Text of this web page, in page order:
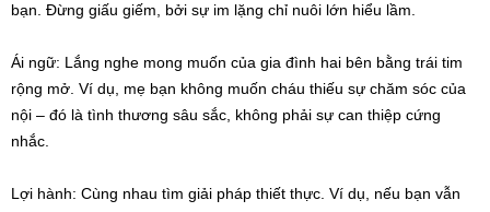
bạn. Đừng giấu giếm, bởi sự im lặng chỉ nuôi lớn hiểu lầm.
Ái ngữ: Lắng nghe mong muốn của gia đình hai bên bằng trái tim
rộng mở. Ví dụ, mẹ bạn không muốn cháu thiếu sự chăm sóc của
nội – đó là tình thương sâu sắc, không phải sự can thiệp cứng
nhắc.
Lợi hành: Cùng nhau tìm giải pháp thiết thực. Ví dụ, nếu bạn vẫn